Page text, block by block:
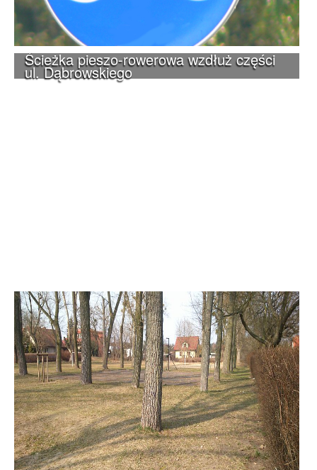
Ścieżka pieszo-rowerowa wzdłuż części
ul. Dąbrowskiego